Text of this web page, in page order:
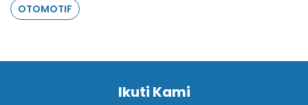
OTOMOTIF
Ikuti Kami